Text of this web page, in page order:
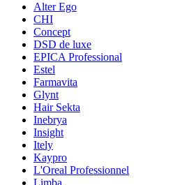
Alter Ego
CHI
Concept
DSD de luxe
EPICA Professional
Estel
Farmavita
Glynt
Hair Sekta
Inebrya
Insight
Itely
Kaypro
L'Oreal Professionnel